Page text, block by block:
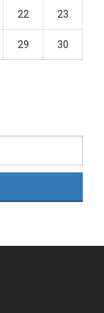
22 23
29 30